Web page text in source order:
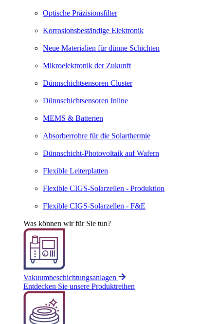
Optische Präzi­si­ons­filter
Korrosionsbeständige Elektronik
Neue Materialien für dünne Schichten
Mikro­elek­tronik der Zukunft
Dünnschicht­sen­soren Cluster
Dünnschicht­sen­soren Inline
MEMS & Batterien
Absor­ber­rohre für die Solar­thermie
Dünnschicht-Photo­voltaik auf Wafern
Flexible Leiter­platten
Flexible CIGS-Solar­zellen - Produktion
Flexible CIGS-Solar­zellen - F&E
Was können wir für Sie tun?
Vakuumbeschichtungsanlagen
Entdecken Sie unsere Produktreihen